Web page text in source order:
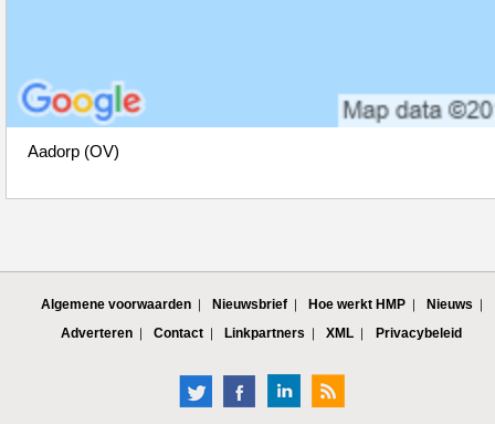
Aadorp (OV)
Algemene voorwaarden Nieuwsbrief Hoe werkt HMP
Nieuws
Adverteren
Contact Linkpartners XML Privacybeleid